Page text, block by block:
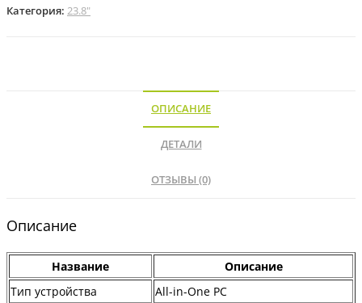
Категория: 23.8"
ОПИСАНИЕ
ДЕТАЛИ
ОТЗЫВЫ (0)
Описание
Название
Описание
Тип устройства
All-in-One PC